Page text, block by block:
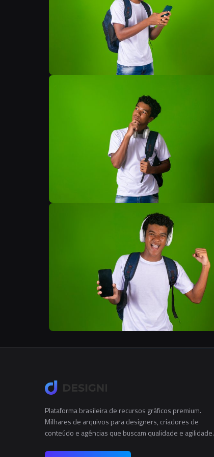
Plataforma brasileira de recursos gráficos premium.
Milhares de arquivos para designers, criadores de
conteúdo e agências que buscam qualidade e agilidade.